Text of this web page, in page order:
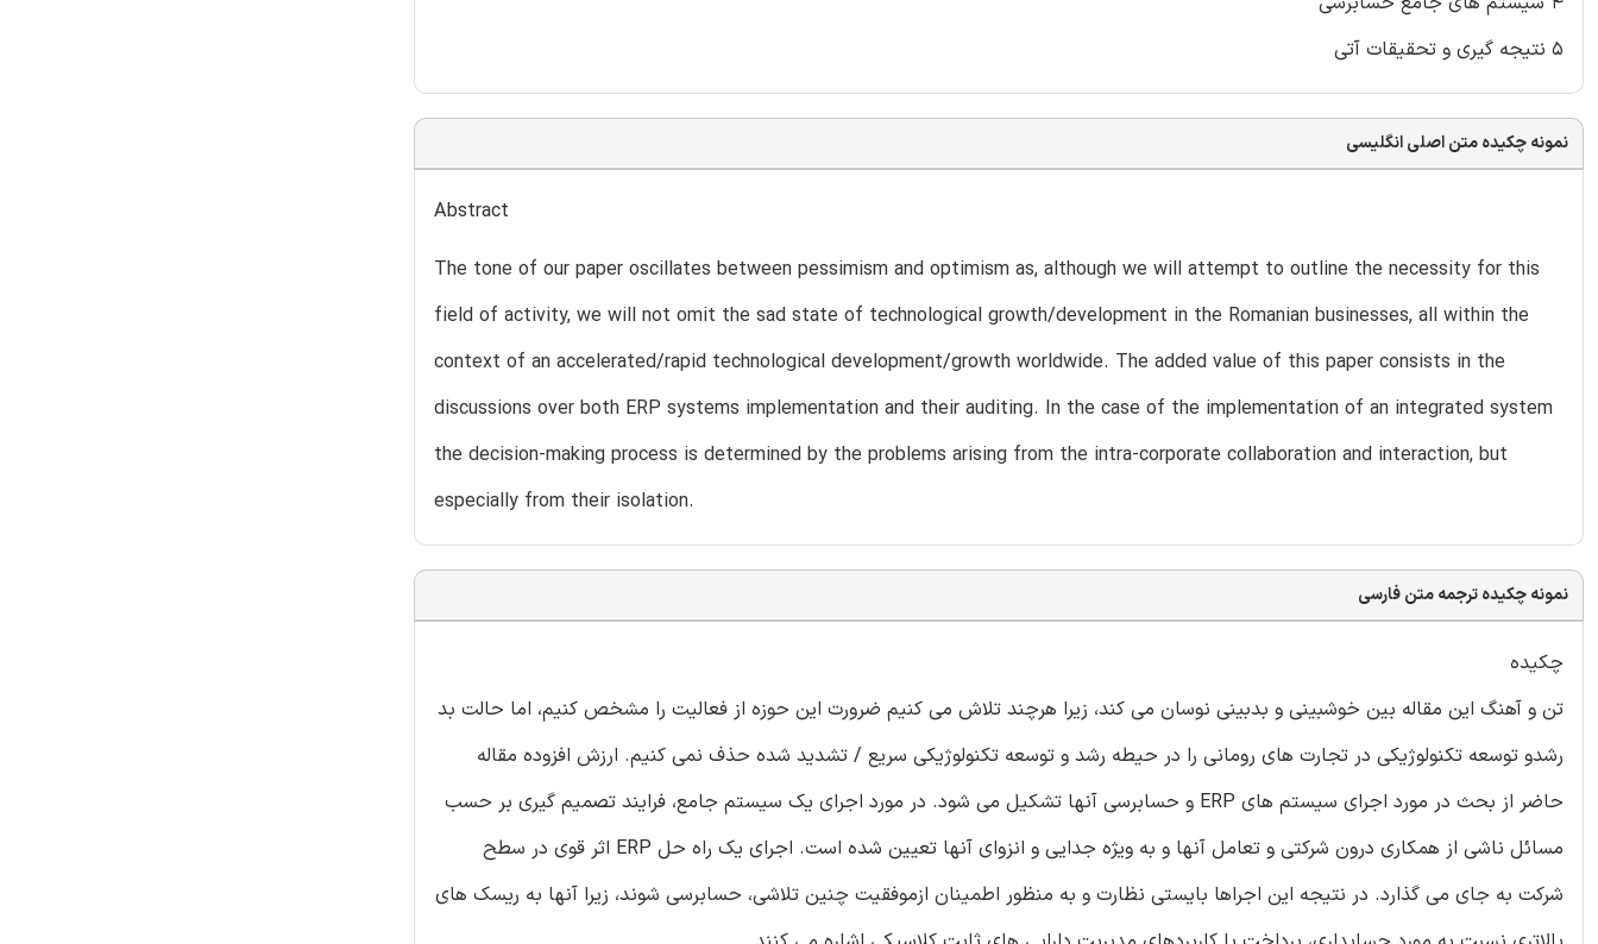
۵ نتیجه گیری و تحقیقات آتی
نمونه چکیده متن اصلی انگلیسی
Abstract
The tone of our paper oscillates between pessimism and optimism as, although we will attempt to outline the necessity for this
field of activity, we will not omit the sad state of technological growth/development in the Romanian businesses, all within the
context of an accelerated/rapid technological development/growth worldwide. The added value of this paper consists in the
discussions over both ERP systems implementation and their auditing. In the case of the implementation of an integrated system
the decision-making process is determined by the problems arising from the intra-corporate collaboration and interaction, but
especially from their isolation.
نمونه چکیده ترجمه متن فارسی
چکیده
تن و آهنگ این مقاله بین خوشبینی و بدبینی نوسان می کند، زیرا هرچند تلاش می کنیم ضرورت این حوزه از فعالیت را مشخص کنیم، اما حالت بد
رشدو توسعه تکنولوژیکی در تجارت های رومانی را در حیطه رشد و توسعه تکنولوژیکی سریع / تشدید شده حذف نمی کنیم. ارزش افزوده مقاله
حاضر از بحث در مورد اجرای سیستم های ERP و حسابرسی آنها تشکیل می شود. در مورد اجرای یک سیستم جامع، فرایند تصمیم گیری بر حسب
مسائل ناشی از همکاری درون شرکتی و تعامل آنها و به ویژه جدایی و انزوای آنها تعیین شده است. اجرای یک راه حل ERP اثر قوی در سطح
شرکت به جای می گذارد. در نتیجه این اجراها بایستی نظارت و به منظور اطمینان ازموفقیت چنین تلاشی، حسابرسی شوند، زیرا آنها به ریسک های